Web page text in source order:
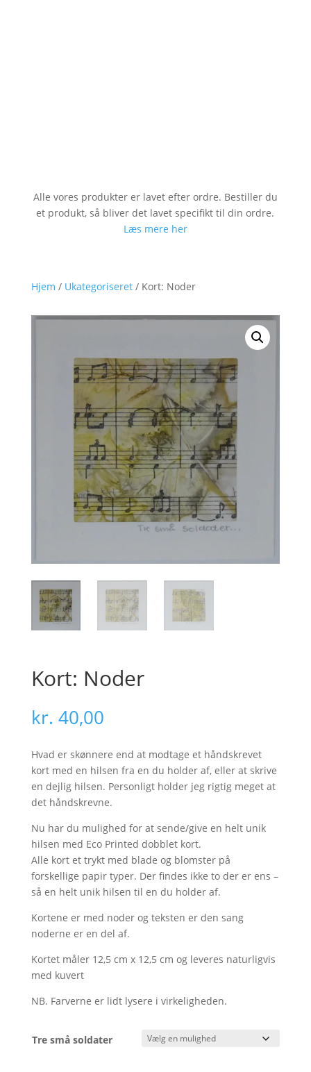
Alle vores produkter er lavet efter ordre. Bestiller du
et produkt, så bliver det lavet specifikt til din ordre.
Læs mere her
Hjem / Ukategoriseret/ Kort: Noder
Kort: Noder
kr. 40,00
Hvad er skønnere end at modtage et håndskrevet
kort med en hilsen fra en du holder af, eller at skrive
en dejlig hilsen. Personligt holder jeg rigtig meget at
det håndskrevne.
Nu har du mulighed for at sende/give en helt unik
hilsen med Eco Printed dobblet kort.
Alle kort et trykt med blade og blomster på
forskellige papir typer. Der findes ikke to der er ens –
så en helt unik hilsen til en du holder af.
Kortene er med noder og teksten er den sang
noderne er en del af.
Kortet måler 12,5 cm x 12,5 cm og leveres naturligvis
med kuvert
NB. Farverne er lidt lysere i virkeligheden.
Tre små soldater